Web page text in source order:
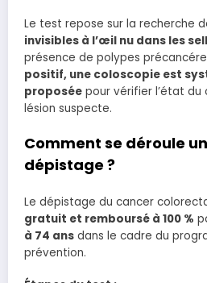
Le test repose sur la recherche
invisibles à l’œil nu dans les
présence de polypes
positif, une coloscopie est
proposée pour vérifier l’état
lésion suspecte.
Comment se déroule
dépistage ?
Le dépistage du cancer
gratuit et remboursé à 100 %
à 74 ans dans le cadre du
prévention.